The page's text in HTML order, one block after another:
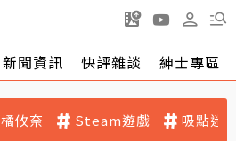
新聞資訊 快評雜談 紳士專區
橘攸奈 Steam遊戲 吸點迷